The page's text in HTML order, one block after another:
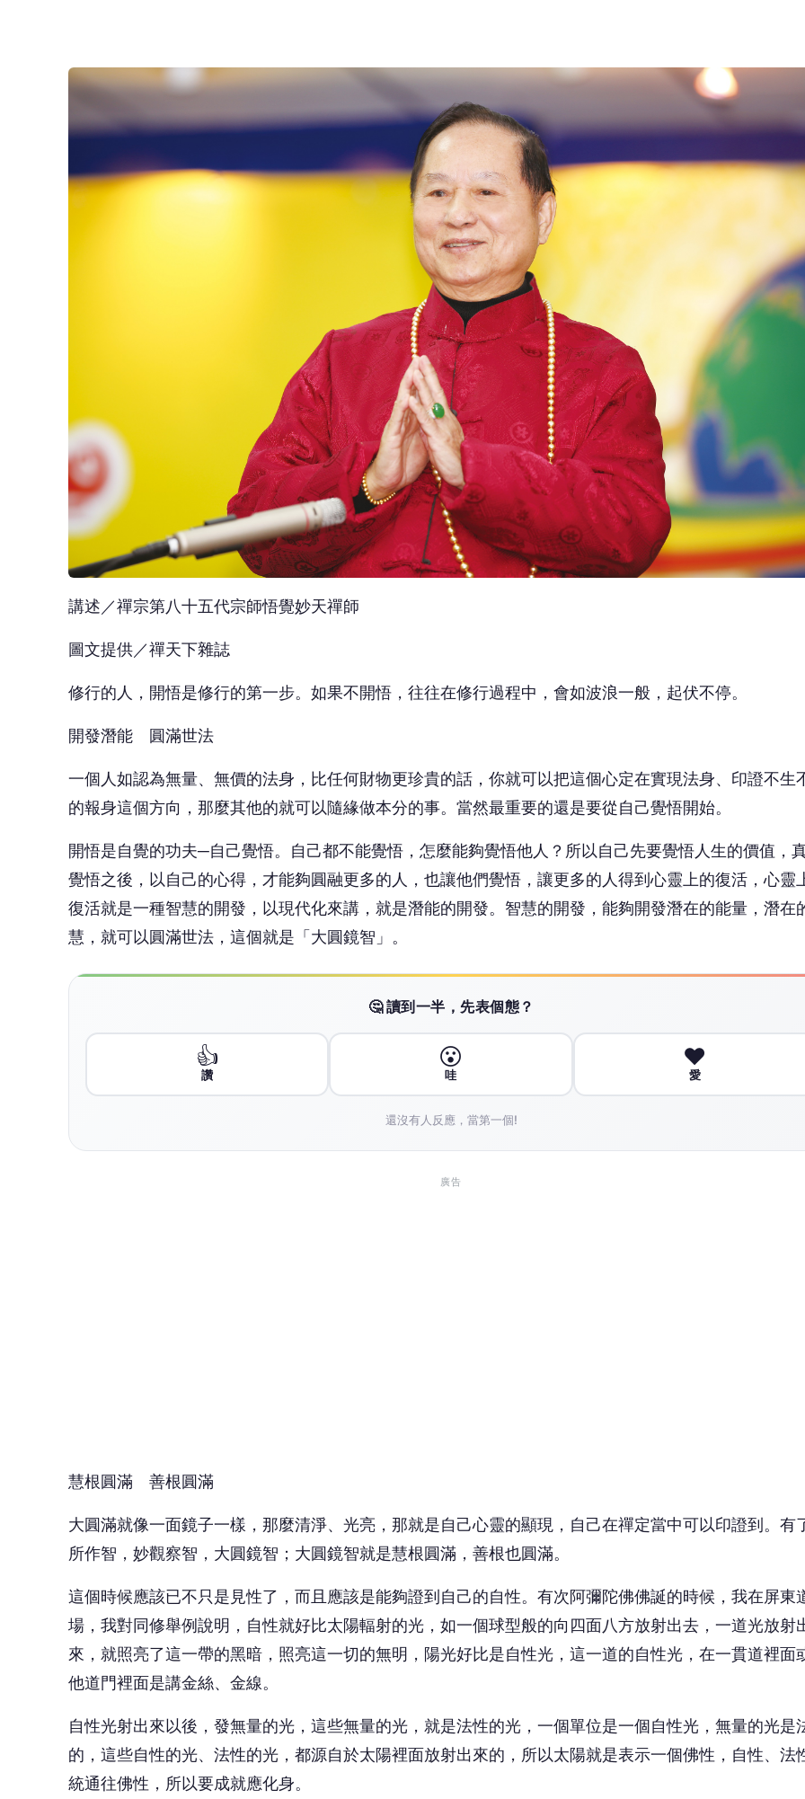
講述／禪宗第八十五代宗師悟覺妙天禪師
修行的人，開悟是修行的第一步。如果不開悟，往往在修行過程中，會如波浪一般，起伏不停。
開發潛能 圓滿世法
一個人如認為無量、無價的法身，比任何財物更珍貴的話，你就可以把這個心定在實現法身、印證不生
的報身這個方向，那麼其他的就可以隨緣做本分的事。當然最重要的還是要從自己覺悟開始。
開悟是自覺的功夫─自己覺悟。自己都不能覺悟，怎麼能夠覺悟他人？所以自己先要覺悟人生的價值，
復活就是一種智慧的開發，以現代化來講，就是潛能的開發。智慧的開發，能夠開發潛在的能量，潛在
慧，就可以圓滿世法，這個就是「大圓鏡智」。
👍 😮 ❤️
的，這些自性的光、法性的光，都源自於太陽裡面放射出來的，所以太陽就是表示一個佛性，自性、法
過去沒有人看見佛陀，認為那只是一種理想，等到釋迦牟尼佛到娑婆世界，祂涅槃以後，才曉得佛也是
眾生都具有佛性，並不代表眾生都是佛，因為這些佛性，給了我們每位眾生同樣的原始生命，這種無生
的原始生命，來到每個人的個體就是自性光，這自性的光，就是原始生命。
🎯 搶頭香！這篇你的反應？